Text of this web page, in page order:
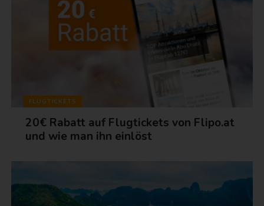
FLUGTICKETS
20€ Rabatt auf Flugtickets von Flipo.at
und wie man ihn einlöst